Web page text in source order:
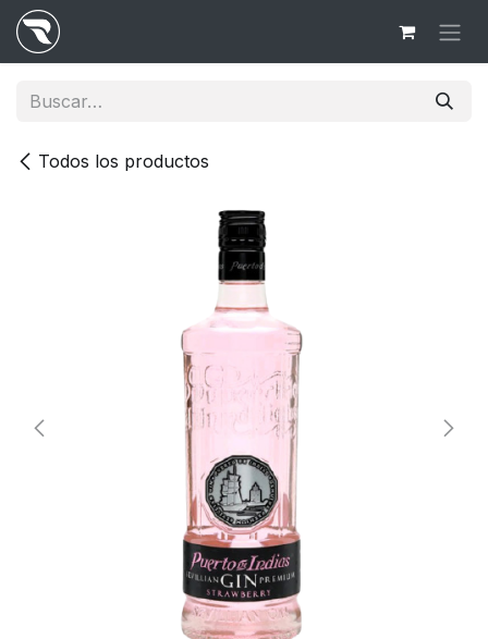
Ir al contenido
Todos los productos